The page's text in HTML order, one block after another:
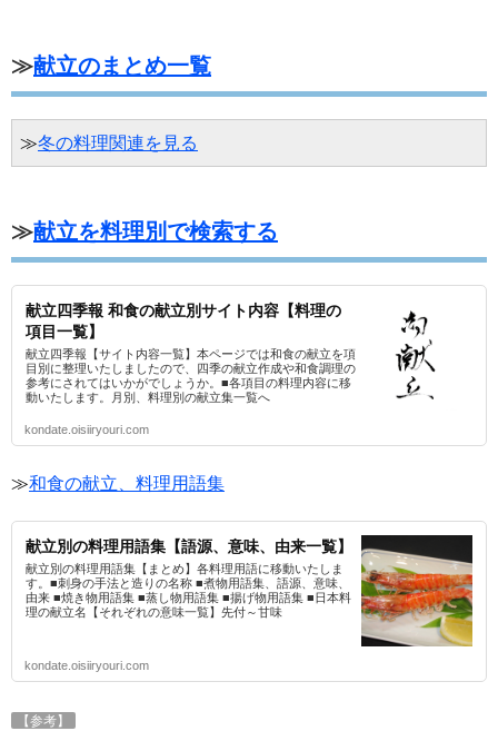
≫献立のまとめ一覧
≫冬の料理関連を見る
≫献立を料理別で検索する
献立四季報 和食の献立別サイト内容【料理の
項目一覧】
献立四季報【サイト内容一覧】本ページでは和食の献立を項
目別に整理いたしましたので、四季の献立作成や和食調理の
参考にされてはいかがでしょうか。■各項目の料理内容に移
動いたします。月別、料理別の献立集一覧へ
kondate.oisiiryouri.com
≫和食の献立、料理用語集
献立別の料理用語集【語源、意味、由来一覧】
献立別の料理用語集【まとめ】各料理用語に移動いたしま
す。■刺身の手法と造りの名称 ■煮物用語集、語源、意味、
由来 ■焼き物用語集 ■蒸し物用語集 ■揚げ物用語集 ■日本料
理の献立名【それぞれの意味一覧】先付～甘味
kondate.oisiiryouri.com
【参考】